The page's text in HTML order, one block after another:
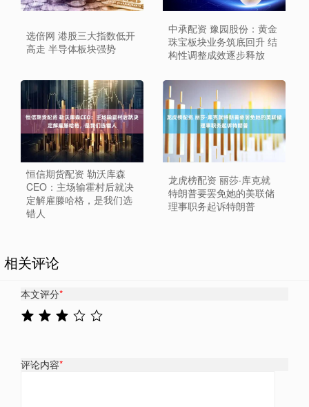
选倍网 港股三大指数低开
高走 半导体板块强势
中承配资 豫园股份：黄金
珠宝板块业务筑底回升 结
构性调整成效逐步释放
恒信期货配资 勒沃库森
CEO：主场输霍村后就决
定解雇滕哈格，是我们选
错人
龙虎榜配资 丽莎·库克就
特朗普要罢免她的美联储
理事职务起诉特朗普
相关评论
本文评分*
评论内容*